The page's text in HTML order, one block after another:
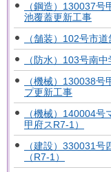
（鋼造）130037
池覆蓋更新工事
（舗装）102号市
（防水）103号南
（機械）130038
プ更新工事
（機械）140004
甲府スR7-1）
（建設）330031
（R7-1）